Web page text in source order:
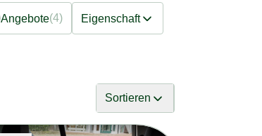
Angebote(4) Eigenschaft
Sortieren